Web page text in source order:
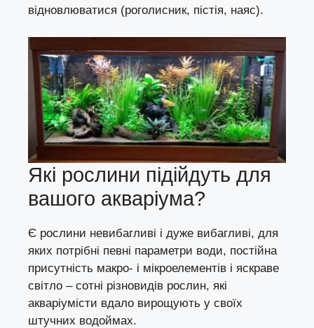
відновлюватися (роголисник, пістія, наяс).
Які рослини підійдуть для
вашого акваріума?
Є рослини невибагливі і дуже вибагливі, для
яких потрібні певні параметри води, постійна
присутність макро- і мікроелементів і яскраве
світло – сотні різновидів рослин, які
акваріумісти вдало вирощують у своїх
штучних водоймах.